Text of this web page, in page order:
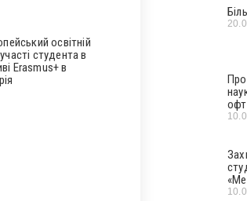
освітній
студента в
Erasmus+ в